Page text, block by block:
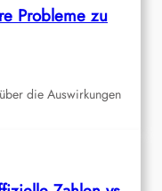
Probleme zu
die Auswirkungen